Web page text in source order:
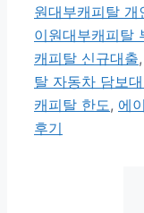
테
고
리
그
원대부캐피탈 개
이원대부캐피탈
캐피탈 신규대출,
탈 자동차 담보
캐피탈 한도, 에
후기